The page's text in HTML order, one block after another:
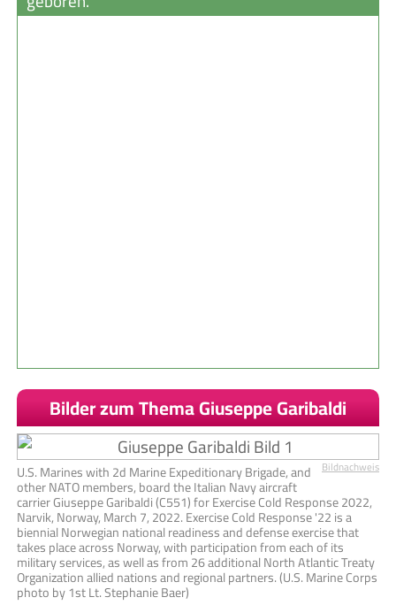
Bilder zum Thema Giuseppe Garibaldi
Bildnachweis
U.S. Marines with 2d Marine Expeditionary Brigade, and
other NATO members, board the Italian Navy aircraft
carrier Giuseppe Garibaldi (C551) for Exercise Cold Response 2022,
Narvik, Norway, March 7, 2022. Exercise Cold Response '22 is a
biennial Norwegian national readiness and defense exercise that
takes place across Norway, with participation from each of its
military services, as well as from 26 additional North Atlantic Treaty
Organization allied nations and regional partners. (U.S. Marine Corps
photo by 1st Lt. Stephanie Baer)